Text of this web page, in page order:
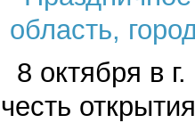
8 октября в
честь